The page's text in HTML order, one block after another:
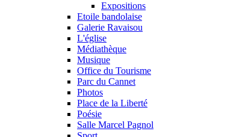
Expositions
Etoile bandolaise
Galerie Ravaisou
L'église
Médiathèque
Musique
Office du Tourisme
Parc du Cannet
Photos
Place de la Liberté
Poésie
Salle Marcel Pagnol